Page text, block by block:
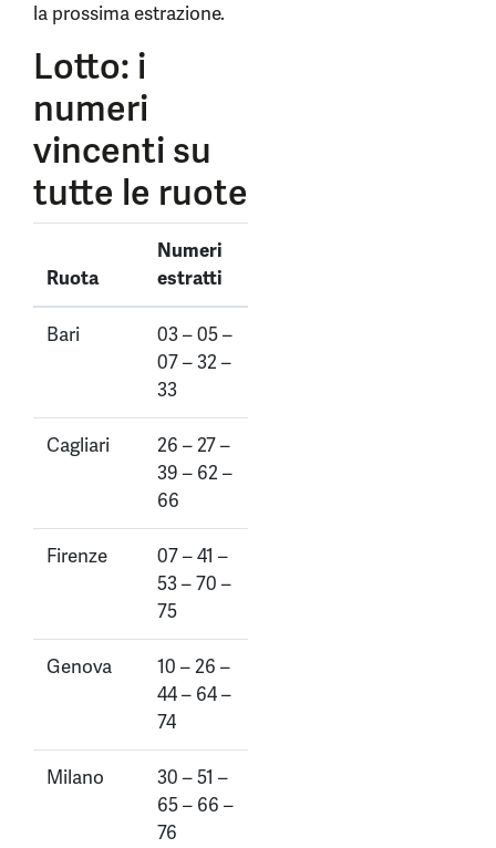
la prossima estrazione.
Lotto: i
numeri
vincenti su
tutte le ruote
Ruota
Numeri
estratti
Bari
03 – 05 –
07 – 32 –
33
Cagliari
26 – 27 –
39 – 62 –
66
Firenze
07 – 41 –
53 – 70 –
75
Genova
10 – 26 –
44 – 64 –
74
Milano
30 – 51 –
65 – 66 –
76